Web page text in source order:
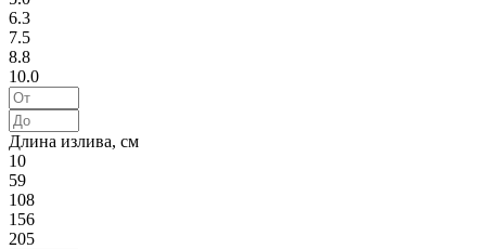
6.3
7.5
8.8
10.0
Длина излива, см
10
59
108
156
205